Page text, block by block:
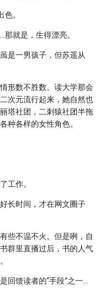
。
就是，生得漂亮。
是一男孩子，但苏遥从
形数不胜数。读大学那会
次元流行起来，她自然也
塔社团，二刺猿社团半拖
种各样的女性角色。
工作。
长时间，才在网文圈子
些不温不火。但是咧，自
群里直播过后，书的人气
回馈读者的“手段”之一…